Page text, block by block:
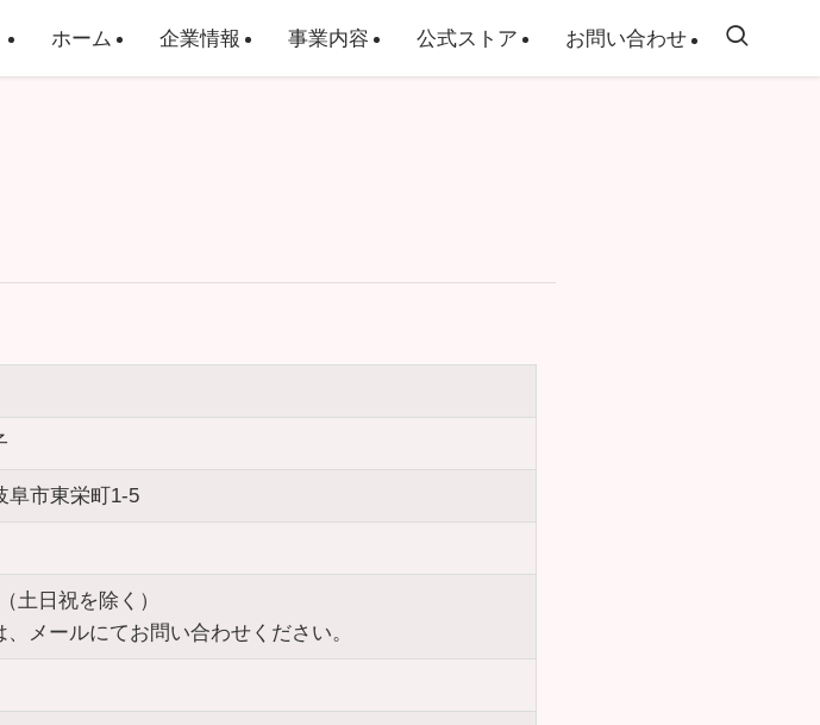
ホーム 企業情報 事業内容 公式ストア お問い合わせ
市東栄町1-5
土日祝を除く）
メールにてお問い合わせください。